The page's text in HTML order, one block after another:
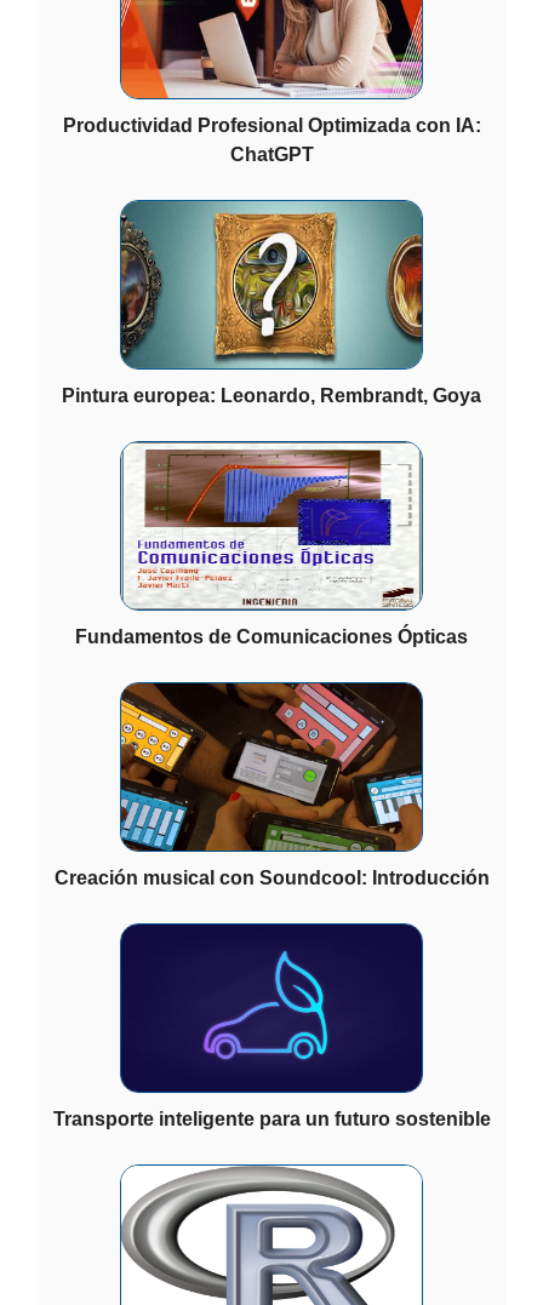
Productividad Profesional Optimizada con IA:
ChatGPT
Pintura europea: Leonardo, Rembrandt, Goya
Fundamentos de Comunicaciones Ópticas
Creación musical con Soundcool: Introducción
Transporte inteligente para un futuro sostenible